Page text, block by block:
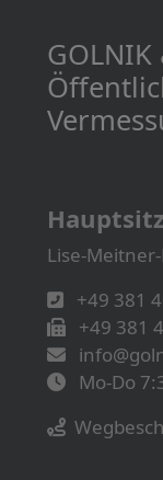
GOLNIK
Lise-
+49 381
+49 381
Mo-Do